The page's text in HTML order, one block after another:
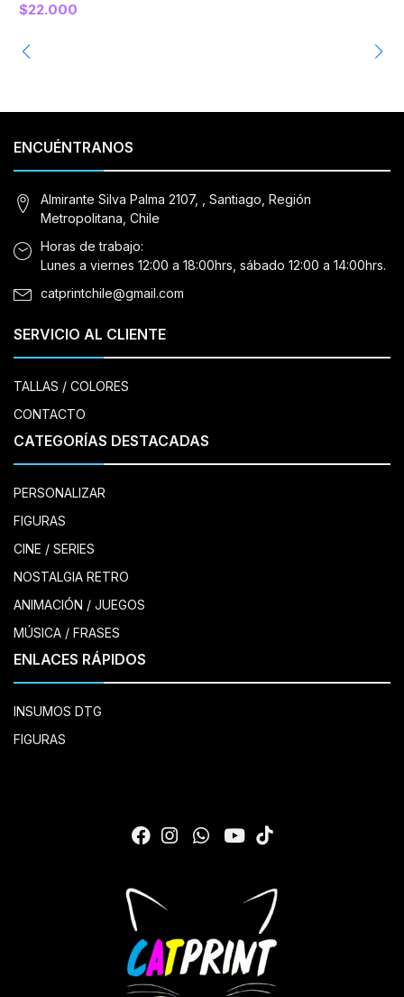
$22.000
ENCUÉNTRANOS
Almirante Silva Palma 2107, , Santiago, Región
Metropolitana, Chile
Horas de trabajo:
Lunes a viernes 12:00 a 18:00hrs, sábado 12:00 a 14:00hrs.
catprintchile@gmail.com
SERVICIO AL CLIENTE
TALLAS / COLORES
CONTACTO
CATEGORÍAS DESTACADAS
PERSONALIZAR
FIGURAS
CINE / SERIES
NOSTALGIA RETRO
ANIMACIÓN / JUEGOS
MÚSICA / FRASES
ENLACES RÁPIDOS
INSUMOS DTG
FIGURAS